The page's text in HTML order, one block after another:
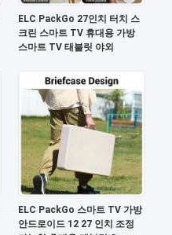
ELC PackGo 27인치 터치 스
크린 스마트 TV 휴대용 가방
스마트 TV 태블릿 야외
ELC PackGo 스마트 TV 가방
안드로이드 12 27 인치 조정